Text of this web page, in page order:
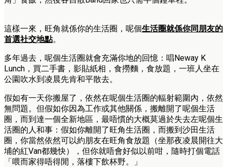
這樣一來，旺角就係你的生活圈，呢個生活圈就係你同朋友的
首選社交地點。
多年過去，呢個生活圈就會充滿你地的回憶：唱Neway K
Lunch，買二手書，影貼紙相，食撈麵，食放題，一班人坐在
公園吹水到凌晨先肯和平散去。
假如有一天你搬屋了，依然在呢個生活圈的輻射範圍內，依然
無問題。但假如你因為工作或其他關係，搬離開了呢個生活
圈，而到達一個全新地區，最唔慣的大概莫過於失去左呢個生
活圈的人和事：假如你離開了旺角生活圈，而搬到沙田生活
圈，你當然依然可以約朋友在旺角食放題（坐那夜凌晨開往大
埔的紅Van都幾快），但你就唔會好似以前咁，隨時打個電話
「喂而家得唔得閒，落樓下飲杯野。」